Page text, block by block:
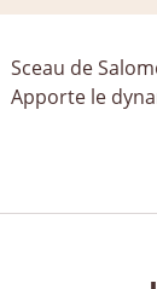
Sceau de
Apporte le